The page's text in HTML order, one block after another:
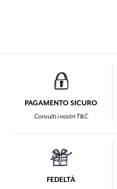
PAGAMENTO SICURO
Consulti i nostri T&C
FEDELTÀ